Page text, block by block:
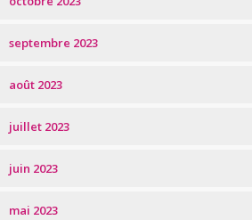
septembre 2023
août 2023
juillet 2023
juin 2023
mai 2023